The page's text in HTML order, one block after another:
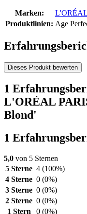
Marken:
Produktlinien: Age
Dieses Produkt bewerten
1
L'ORÉAL
Blond'
1
5,0 von 5 Sternen
5 Sterne 4 (100%)
4 Sterne 0 (0%)
3 Sterne 0 (0%)
2 Sterne 0 (0%)
1 Stern
0 (0%)